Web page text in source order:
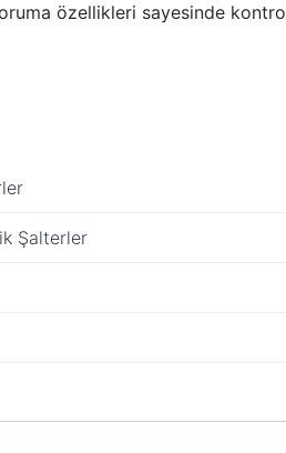
özellikleri sayesinde
Şalterler